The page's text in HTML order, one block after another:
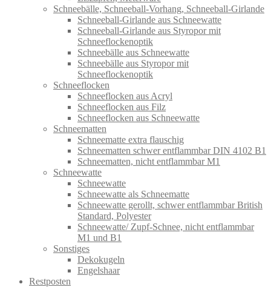
Schneebälle, Schneeball-Vorhang, Schneeball-Girlande
Schneeball-Girlande aus Schneewatte
Schneeball-Girlande aus Styropor mit
Schneeflockenoptik
Schneebälle aus Schneewatte
Schneebälle aus Styropor mit
Schneeflockenoptik
Schneeflocken
Schneeflocken aus Acryl
Schneeflocken aus Filz
Schneeflocken aus Schneewatte
Schneematten
Schneematte extra flauschig
Schneematten schwer entflammbar DIN 4102 B1
Schneematten, nicht entflammbar M1
Schneewatte
Schneewatte
Schneewatte als Schneematte
Schneewatte gerollt, schwer entflammbar British
Standard, Polyester
Schneewatte/ Zupf-Schnee, nicht entflammbar
M1 und B1
Sonstiges
Dekokugeln
Engelshaar
Restposten